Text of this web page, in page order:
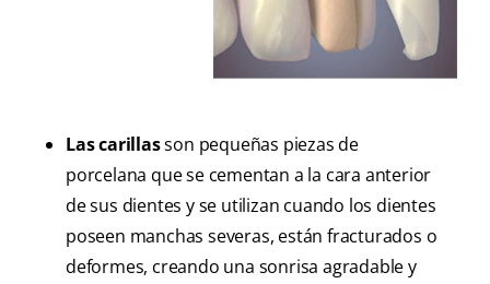
Las carillasson pequeñas piezas de
porcelana que se cementan a la cara anterior
de sus dientes y se utilizan cuando los dientes
poseen manchas severas, están fracturados o
deformes, creando una sonrisa agradable y